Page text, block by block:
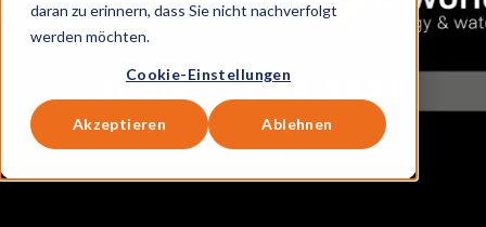
daran zu erinnern, dass Sie nicht nachverfolgt
werden möchten.
Cookie-Einstellungen
Akzeptieren Ablehnen